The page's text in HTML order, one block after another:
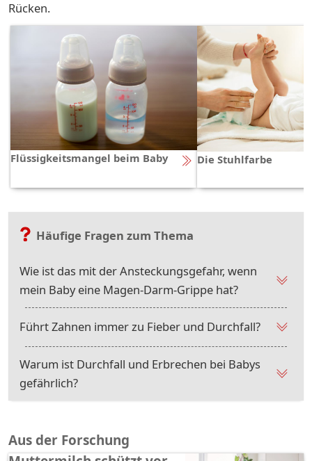
Rücken.
Flüssigkeitsmangel beim Baby Die Stuhlfarbe
Häufige Fragen zum Thema
Wie ist das mit der Ansteckungsgefahr, wenn
mein Baby eine Magen-Darm-Grippe hat?
Führt Zahnen immer zu Fieber und Durchfall?
Warum ist Durchfall und Erbrechen bei Babys
gefährlich?
Aus der Forschung